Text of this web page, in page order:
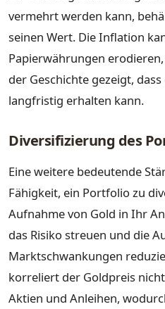
vermehrt werden kann,
seinen Wert. Die Inflation
Papierwährungen
der Geschichte gezeigt,
langfristig erhalten kann.
Diversifizierung des
Eine weitere bedeutende
Fähigkeit, ein Portfolio zu
Aufnahme von Gold in Ihr
das Risiko streuen und die
Marktschwankungen
korreliert der Goldpreis
Aktien und Anleihen,